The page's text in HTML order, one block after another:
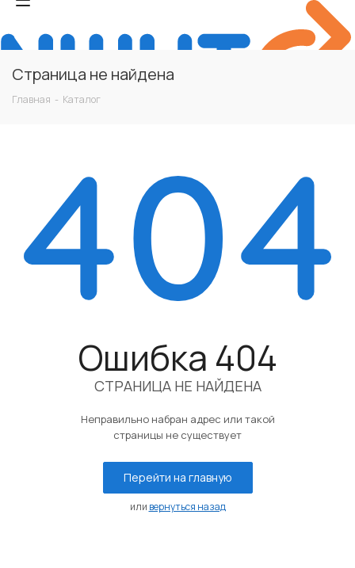
Страница не найдена
Главная - Каталог
Ошибка 404
СТРАНИЦА НЕ НАЙДЕНА
Неправильно набран адрес или такой
страницы не существует
Перейти на главную
или вернуться назад